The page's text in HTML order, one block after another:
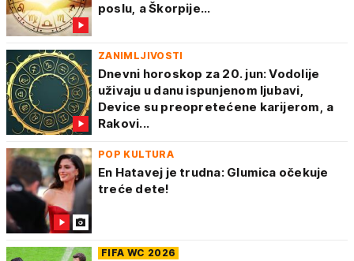
poslu, a Škorpije...
ZANIMLJIVOSTI
Dnevni horoskop za 20. jun: Vodolije
uživaju u danu ispunjenom ljubavi,
Device su preopretećene karijerom, a
Rakovi...
POP KULTURA
En Hatavej je trudna: Glumica očekuje
treće dete!
FIFA WC 2026